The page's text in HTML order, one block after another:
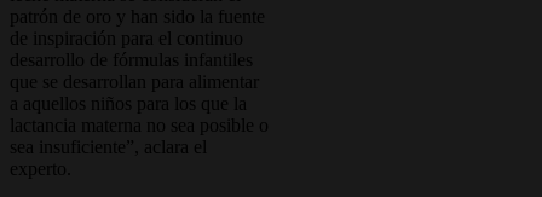
patrón de oro y han sido la fuente
de inspiración para el continuo
desarrollo de fórmulas infantiles
que se desarrollan para alimentar
a aquellos niños para los que la
lactancia materna no sea posible o
sea insuficiente”, aclara el
experto.